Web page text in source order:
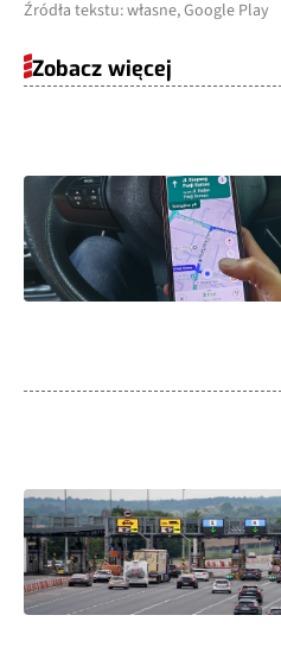
Źródła tekstu: własne, Google Play
Zobacz więcej